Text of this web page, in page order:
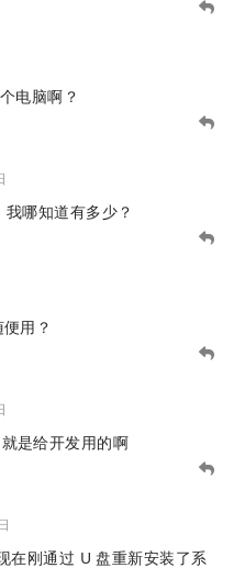
电脑啊？
哪知道有多少？
用？
是给开发用的啊
在刚通过 U 盘重新安装了系